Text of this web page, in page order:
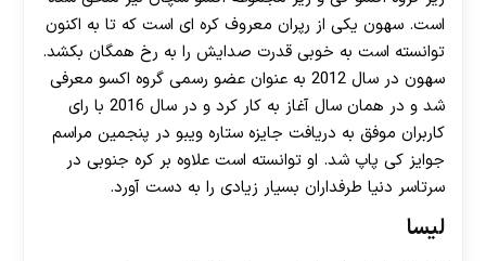
است. سهون یکی از رپران معروف کره ای است که تا به اکنون
توانسته است به خوبی قدرت صدایش را به رخ همگان بکشد.
سهون در سال 2012 به عنوان عضو رسمی گروه اکسو معرفی
شد و در همان سال آغاز به کار کرد و در سال 2016 با رای
کاربران موفق به دریافت جایزه ستاره ویبو در پنجمین مراسم
جوایز کی پاپ شد. او توانسته است علاوه بر کره‌ جنوبی در
سرتاسر دنیا طرفداران بسیار زیادی را به دست آورد.
لیسا